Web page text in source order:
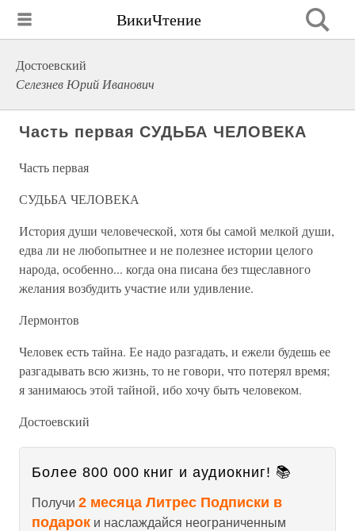
ВикиЧтение
Достоевский
Селезнев Юрий Иванович
Часть первая СУДЬБА ЧЕЛОВЕКА
Часть первая
СУДЬБА ЧЕЛОВЕКА
История души человеческой, хотя бы самой мелкой души,
едва ли не любопытнее и не полезнее истории целого
народа, особенно... когда она писана без тщеславного
желания возбудить участие или удивление.
Лермонтов
Человек есть тайна. Ее надо разгадать, и ежели будешь ее
разгадывать всю жизнь, то не говори, что потерял время;
я занимаюсь этой тайной, ибо хочу быть человеком.
Достоевский
Более 800 000 книг и аудиокниг! 📚
Получи 2 месяца Литрес Подписки в
подарок и наслаждайся неограниченным